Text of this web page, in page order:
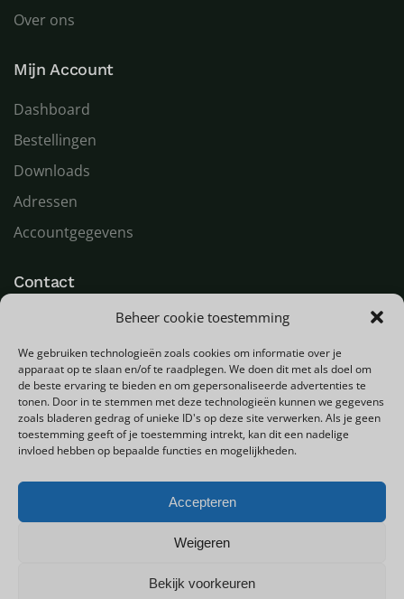
Beheer cookie toestemming
We gebruiken technologieën zoals cookies om informatie over je
apparaat op te slaan en/of te raadplegen. We doen dit met als doel om
de beste ervaring te bieden en om gepersonaliseerde advertenties te
tonen. Door in te stemmen met deze technologieën kunnen we gegevens
zoals bladeren gedrag of unieke ID's op deze site verwerken. Als je geen
toestemming geeft of je toestemming intrekt, kan dit een nadelige
invloed hebben op bepaalde functies en mogelijkheden.
Accepteren
Weigeren
Bekijk voorkeuren
Over ons
Mijn Account
Dashboard
Bestellingen
Downloads
Adressen
Accountgegevens
Contact
9482 WR Tynaarlo
Nederland
T+31 (0) 592 580000
Einfo@ledgoeroe.nl
Copyright © 2025 - Alle rechten voorbehouden